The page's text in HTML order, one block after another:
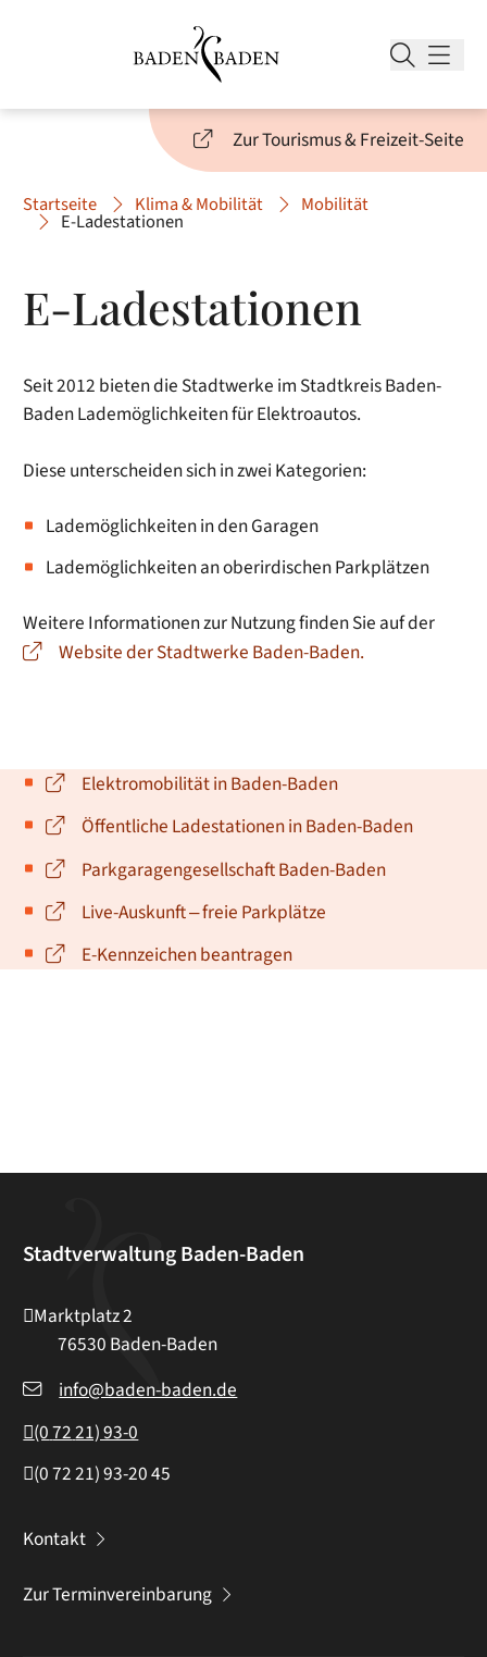
Zur Tourismus & Freizeit-Seite
Startseite Klima & Mobilität Mobilität
E-Ladestationen
E-Ladestationen
Seit 2012 bieten die Stadtwerke im Stadtkreis Baden-
Baden Lademöglichkeiten für Elektroautos.
Diese unterscheiden sich in zwei Kategorien:
Lademöglichkeiten in den Garagen
Lademöglichkeiten an oberirdischen Parkplätzen
Weitere Informationen zur Nutzung finden Sie auf der
Website der Stadtwerke Baden-Baden.
Elektromobilität in Baden-Baden
Öffentliche Ladestationen in Baden-Baden
Parkgaragengesellschaft Baden-Baden
Live-Auskunft ‒ freie Parkplätze
E-Kennzeichen beantragen
Stadtverwaltung Baden-Baden
Marktplatz 2
76530 Baden-Baden
info@baden-baden.de
(07221) 93-0
(07221) 93-2045
Kontakt
Zur Terminvereinbarung